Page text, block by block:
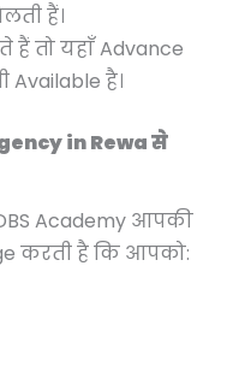
हैं।
तो यहाँ Advance
Available है।
in Rewa से
Academy आपकी
करती है कि आपको: